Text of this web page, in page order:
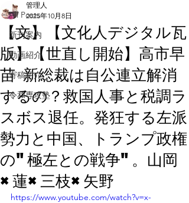
All Posts
新刊案内
動画紹介
寄稿紹介
令和専攻塾
【文】【文化人デジタル瓦
版】【世直し開始】高市早
苗 新総裁は自公連立解消
するの？救国人事と税調ラ
スボス退任。発狂する左派
勢力と中国、トランプ政権
の"極左との戦争"。山岡
×蓮×三枝×矢野
管理人
2025年10月8日
https://www.youtube.com/watch?v=x-